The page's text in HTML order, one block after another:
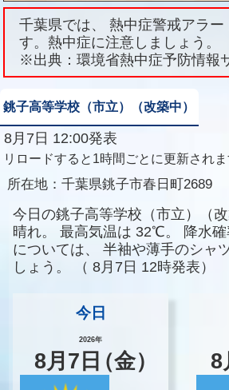
千葉県では、 熱中症警戒アラー
す。熱中症に注意しましょう。
※出典：環境省熱中症予防情報
銚子高等学校（市立）（改築中）
8月7日 12:00発表
リロードすると1時間ごとに更新されま
所在地： 千葉県銚子市春日町2689
今日の銚子高等学校（市立）（
晴れ。
最高気温は 32℃。 降水
については、
半袖や薄手のシャ
しょう。
（ 8月7日 12時発表）
今日
2026年
8月 7 日（金） 8